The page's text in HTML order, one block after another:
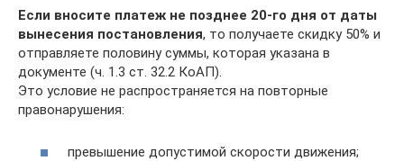
Если вносите платеж не позднее 20-го дня от даты
вынесения постановления, то получаете скидку 50% и
отправляете половину суммы, которая указана в
документе (ч. 1.3 ст. 32.2 КоАП).
Это условие не распространяется на повторные
правонарушения:
превышение допустимой скорости движения;